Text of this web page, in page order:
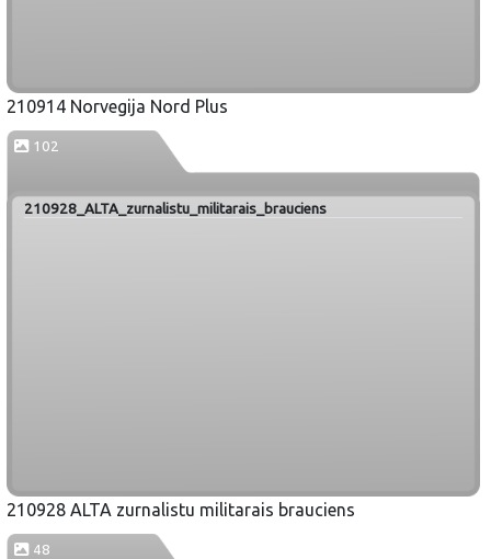
210914 Norvegija Nord Plus
102
210928_ALTA_zurnalistu_militarais_brauciens
210928 ALTA zurnalistu militarais brauciens
48